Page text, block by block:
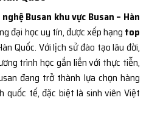
Busan khu vực Busan – Hàn
đại học uy tín, được xếp hạng top
Quốc. Với lịch sử đào tạo lâu đời,
trình học gắn liền với thực tiễn,
đang trở thành lựa chọn hàng
quốc tế, đặc biệt là sinh viên Việt